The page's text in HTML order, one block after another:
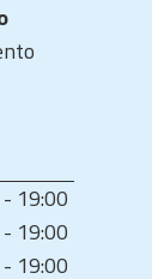
19:00
19:00
19:00